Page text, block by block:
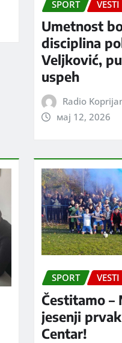
SPORT VESTI
Umetnost
disciplina
Veljković,
uspeh
Radio
мај 12, 2026
SPORT VESTI
Čestitamo –
jesenji
Centar!